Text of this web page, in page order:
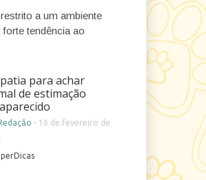
a um ambiente
tendência ao
para achar
de estimação
- 16 de fevereiro de